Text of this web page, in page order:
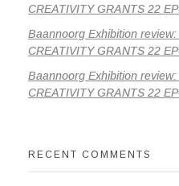
CREATIVITY GRANTS 22
Baannoorg Exhibition
CREATIVITY GRANTS 22
Baannoorg Exhibition
CREATIVITY GRANTS 22
RECENT COMMENTS